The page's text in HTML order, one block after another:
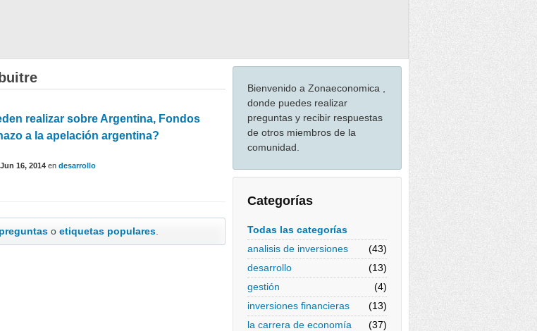
Bienvenido a Zonaeconomica ,
donde puedes realizar
preguntas y recibir respuestas
de otros miembros de la
comunidad.
Categorías
Todas las categorías
analisis de inversiones
(43)
desarrollo
(13)
gestión
(4)
inversiones financieras
(13)
la carrera de economía
(37)
realizar sobre Argentina, Fondos
a la apelación argentina?
Jun 16, 2014 en desarrollo
o etiquetas populares